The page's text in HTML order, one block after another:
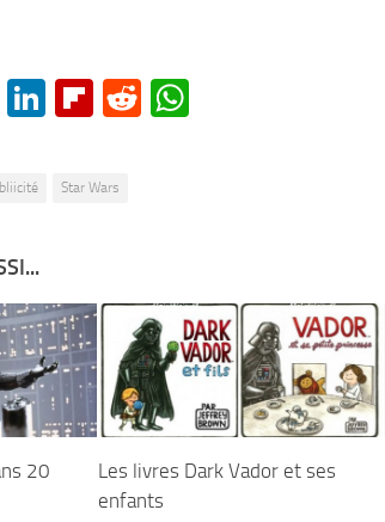
Tumblr
LinkedIn
Flipboard
Reddit
Star Wars
20
Les livres Dark Vador et ses
enfants